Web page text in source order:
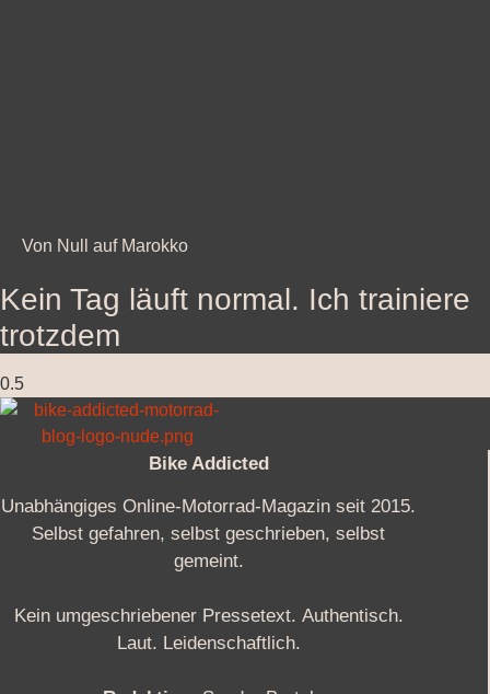
Von Null auf Marokko
Kein Tag läuft normal. Ich trainiere
trotzdem
Bike Addicted
Unabhängiges Online-Motorrad-Magazin seit 2015.
Selbst gefahren, selbst geschrieben, selbst
gemeint.
Kein umgeschriebener Pressetext. Authentisch.
Laut. Leidenschaftlich.